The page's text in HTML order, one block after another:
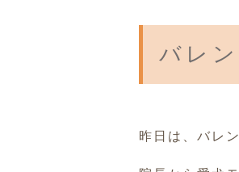
バレ
昨日は、バレ